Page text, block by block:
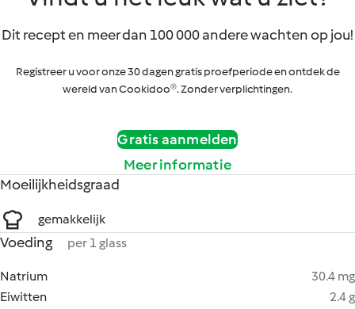
Dit recept en meer dan 100 000 andere wachten op jou!
Registreer u voor onze 30 dagen gratis proefperiode en ontdek de
wereld van Cookidoo®. Zonder verplichtingen.
Gratis aanmelden
Meer informatie
Moeilijkheidsgraad
gemakkelijk
Voeding per 1 glass
Natrium
30.4 mg
Eiwitten
2.4 g